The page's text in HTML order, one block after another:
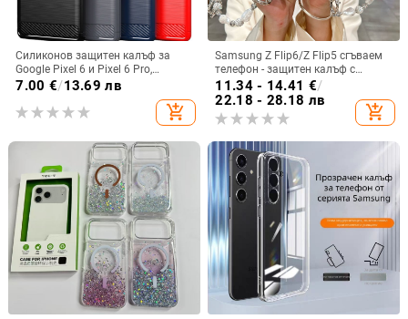
Силиконов защитен калъф за
Google Pixel 6 и Pixel 6 Pro,
съвместим с Pixel 7a, пълна
7.00 €/13.69 лв
add_shopping_cart
Samsung Z Flip6/Z Flip5 сгъваем
телефон - защитен калъф с
блестяща гривна
11.34 - 14.41 €/
22.18 - 28.18 лв
add_shopping_cart